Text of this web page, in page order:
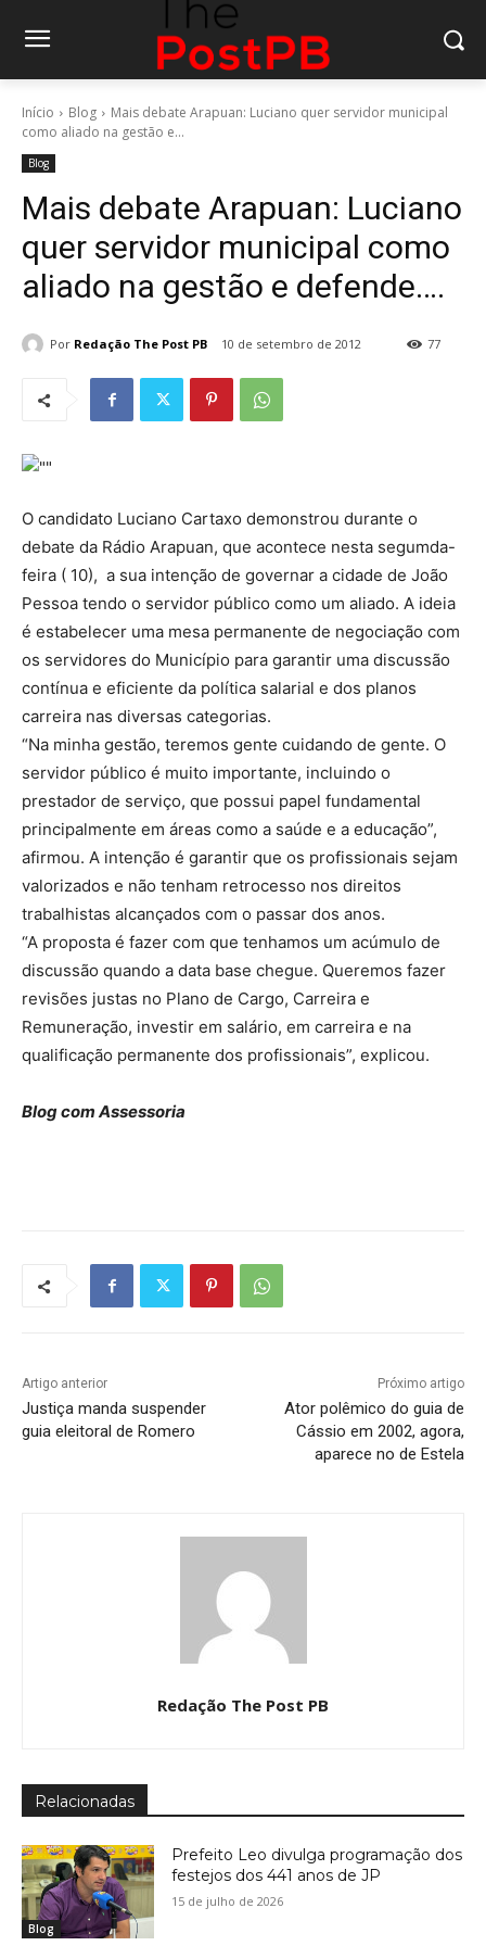
Início Blog
Mais debate Arapuan: Luciano quer servidor municipal
como aliado na gestão e...
Blog
Mais debate Arapuan: Luciano
quer servidor municipal como
aliado na gestão e defende….
Por Redação The Post PB 10 de setembro de 2012 77
O candidato Luciano Cartaxo demonstrou durante o
debate da Rádio Arapuan, que acontece nesta segumda-
feira ( 10), a sua intenção de governar a cidade de João
Pessoa tendo o servidor público como um aliado. A ideia
é estabelecer uma mesa permanente de negociação com
os servidores do Município para garantir uma discussão
contínua e eficiente da política salarial e dos planos
carreira nas diversas categorias.
“Na minha gestão, teremos gente cuidando de gente. O
servidor público é muito importante, incluindo o
prestador de serviço, que possui papel fundamental
principalmente em áreas como a saúde e a educação”,
afirmou. A intenção é garantir que os profissionais sejam
valorizados e não tenham retrocesso nos direitos
trabalhistas alcançados com o passar dos anos.
“A proposta é fazer com que tenhamos um acúmulo de
discussão quando a data base chegue. Queremos fazer
revisões justas no Plano de Cargo, Carreira e
Remuneração, investir em salário, em carreira e na
qualificação permanente dos profissionais”, explicou.
Blog com Assessoria
Artigo anterior
Justiça manda suspender
guia eleitoral de Romero
Próximo artigo
Ator polêmico do guia de
Cássio em 2002, agora,
aparece no de Estela
Redação The Post PB
Relacionadas
Blog
Prefeito Leo divulga programação dos
festejos dos 441 anos de JP
15 de julho de 2026